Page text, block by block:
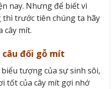
nay. Nhưng để biết vì
trước tiên chúng ta hãy
cây mít.
câu đối gỗ mít
tượng của sự sinh sôi,
tốt của cây mít gợi nhớ